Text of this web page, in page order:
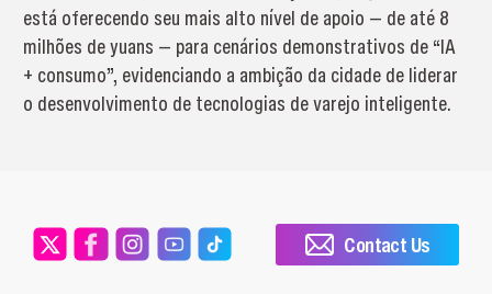
está oferecendo seu mais alto nível de apoio — de até 8
milhões de yuans — para cenários demonstrativos de “IA
+ consumo”, evidenciando a ambição da cidade de liderar
o desenvolvimento de tecnologias de varejo inteligente.
Contact Us